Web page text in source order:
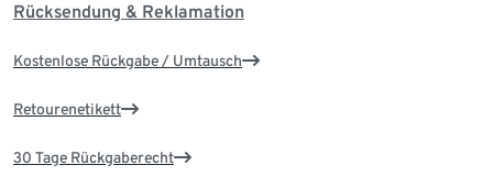
Rücksendung & Reklamation
Kostenlose Rückgabe / Umtausch
Retourenetikett
30 Tage Rückgaberecht